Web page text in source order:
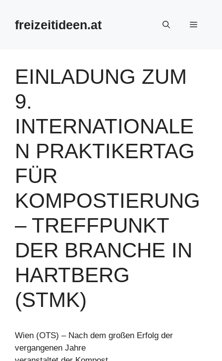
Inhalt
springenfreizeitideen.at Menü
EINLADUNG ZUM
9.
INTERNATIONALE
N PRAKTIKERTAG
FÜR
KOMPOSTIERUNG
– TREFFPUNKT
DER BRANCHE IN
HARTBERG
(STMK)
Wien (OTS) – Nach dem großen Erfolg der
vergangenen Jahre